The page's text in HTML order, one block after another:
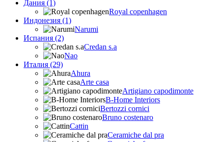
Дания (1)
Royal copenhagen
Индонезия (1)
Narumi
Испания (2)
Credan s.a
Nao
Италия (29)
Ahura
Arte casa
Artigiano capodimonte
B-Home Interiors
Bertozzi cornici
Bruno costenaro
Cattin
Ceramiche dal pra